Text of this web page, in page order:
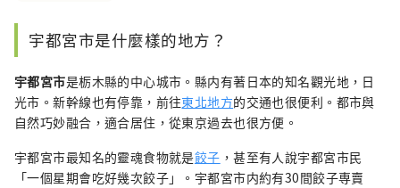
宇都宮市是什麼樣的地方？
宇都宮市是栃木縣的中心城市。縣内有著日本的知名觀光地，日
光市。新幹線也有停靠，前往東北地方的交通也很便利。都市與
自然巧妙融合，適合居住，從東京過去也很方便。
宇都宮市最知名的靈魂食物就是餃子 ，甚至有人說宇都宮市民
「一個星期會吃好幾次餃子」。宇都宮市内約有30間餃子専賣